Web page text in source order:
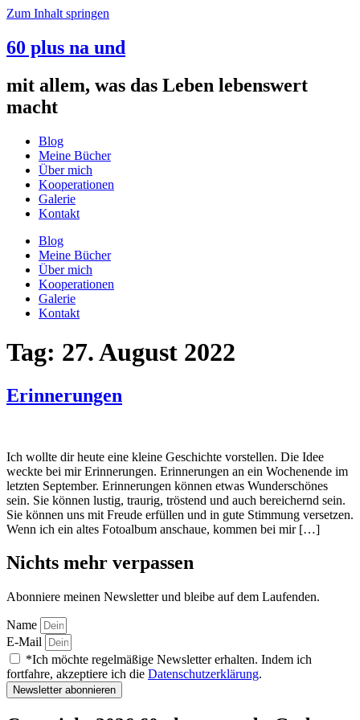
Zum Inhalt springen
60 plus na und
mit allem, was das Leben lebenswert
macht
Blog
Meine Bücher
Über mich
Kooperationen
Galerie
Kontakt
Blog
Meine Bücher
Über mich
Kooperationen
Galerie
Kontakt
Tag: 27. August 2022
Erinnerungen
Ich wollte dir heute eine kleine Geschichte vorstellen. Die Idee
weckte bei mir Erinnerungen. Erinnerungen an ein Wochenende im
letzten September. Erinnerungen können etwas Wunderschönes
sein. Sie können lustig, traurig, tröstend und auch bereichernd sein.
Sie können uns mit Freude erfüllen und in gute Stimmung versetzen.
Wenn ich ein altes Fotoalbum anschaue, kommen bei mir […]
Nichts mehr verpassen
Abonniere meinen Newsletter und bleibe auf dem Laufenden.
Name
E-Mail
*Ich möchte regelmäßige Newsletter erhalten. Indem ich
fortfahre, akzeptiere ich die Datenschutzerklärung.
Newsletter abonnieren